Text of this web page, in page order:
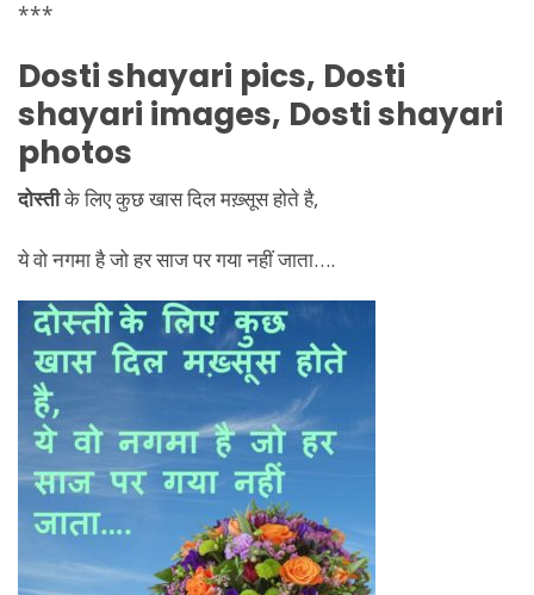
***
Dosti shayari pics, Dosti
shayari images, Dosti shayari
photos
दोस्तीके लिए कुछ खास दिल मख़्सूस होते है,
ये वो नगमा है जो हर साज पर गया नहीं जाता….